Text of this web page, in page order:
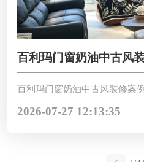
百利玛门窗奶油中古风
拥揽窗前绿意
百利玛门窗奶油中古风装修案
2026-07-27 12:13:35